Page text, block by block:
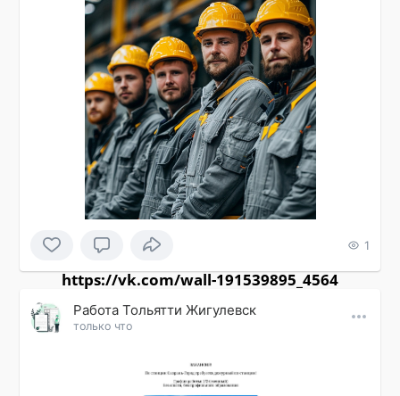
1
https://vk.com/wall-191539895_4564
Работа Тольятти Жигулевск
только что